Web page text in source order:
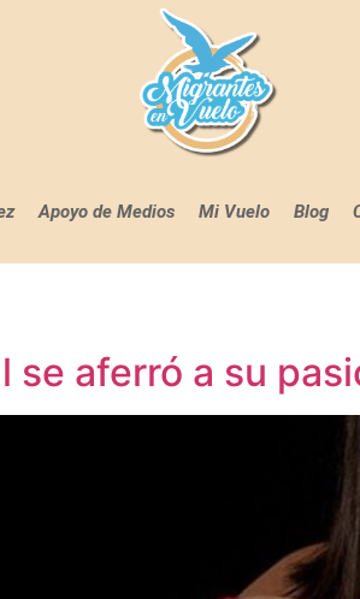
Apoyo de Medios Mi Vuelo Blog
aferró a su